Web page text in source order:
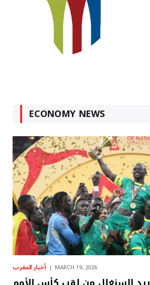
ECONOMY NEWS
أخبار المغرب MARCH 19, 2026